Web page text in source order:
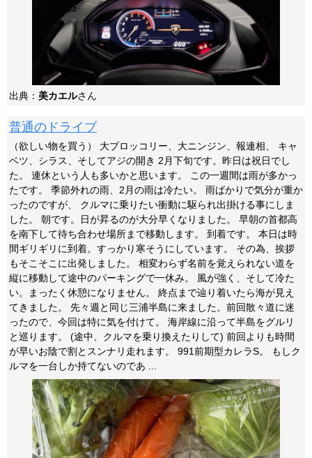
出典： 美カエルさん
普通のドライブ
（欲しい物を買う） 大ブロッコリー、大ニンジン、報連相、 キャ
ベツ、シラス、そしてアジの開き 2月下旬です。昨日は祝日でし
た。 連休という人も多いかと思います。 この一週間は雨が多かっ
たです。 季節外れの雨、2月の雨は冷たい。 雨ばかりで気分が重か
ったのですが、 クルマに乗りたい衝動に駆られ出掛ける事にしま
した。 朝です。日が昇るのが大分早くなりました。 早朝の首都高
を南下して待ち合わせ場所まで移動します。 到着です。 本日は時
間ギリギリに到着。すっかり寒そうにしています。 その為、挨拶
もそこそこに出発しました。 相変わらず名前を覚えられない道を
縦に移動して途中のパーキングで一休み。 風が強く、そして冷た
い。まったく休憩になりません。 終点まで辿り着いたら海が見え
てきました。 先々週と同じ三浦半島に来ました。前回散々道に迷
ったので、今回は特に気を付けて。 海岸線に沿って半島をグルリ
と巡ります。 (途中、クルマを乗り換えたりして) 前回よりも時間
が早いお陰で割とスンナリ走れます。 991前期型カレラS。 もしク
ルマを一台しか持てないのであ ...